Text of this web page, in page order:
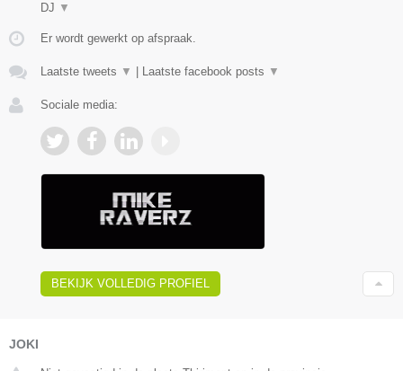
DJ ▼
Er wordt gewerkt op afspraak.
Laatste tweets ▼ Laatste facebook posts ▼
Sociale media:
BEKIJK VOLLEDIG PROFIEL
JOKI